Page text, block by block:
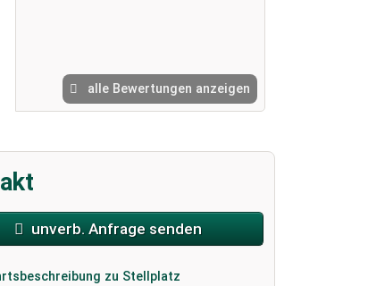
alle Bewertungen anzeigen
unverb. Anfrage senden
zu Stellplatz